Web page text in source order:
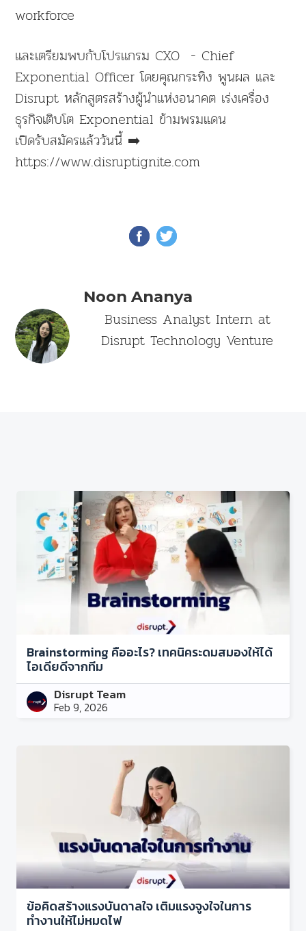
workforce
และเตรียมพบกับโปรแกรม CXO - Chief
Exponential Officer โดยคุณกระทิง พูนผล และ
Disrupt หลักสูตรสร้างผู้นำแห่งอนาคต เร่งเครื่อง
ธุรกิจเติบโต Exponential ข้ามพรมแดน
เปิดรับสมัครแล้ววันนี้ ➡️
https://www.disruptignite.com
Noon Ananya
Business Analyst Intern at
Disrupt Technology Venture
Brainstorming คืออะไร? เทคนิคระดมสมองให้ได้
ไอเดียดีจากทีม
Disrupt Team
Feb 9, 2026
ข้อคิดสร้างแรงบันดาลใจ เติมแรงจูงใจในการ
ทำงานให้ไม่หมดไฟ